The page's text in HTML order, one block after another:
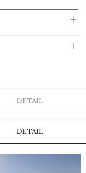
DETAIL
DETAIL